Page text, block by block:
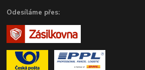
Odesíláme přes: